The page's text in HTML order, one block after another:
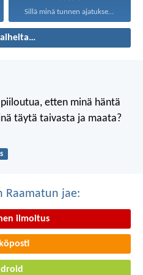
Sillä minä tunnen ajatukseni...
aiheita…
etten minä häntä
täytä taivasta ja maata?
Raamatun jae:
ilmoitus